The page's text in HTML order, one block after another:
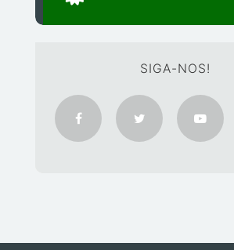
SIGA-NOS!